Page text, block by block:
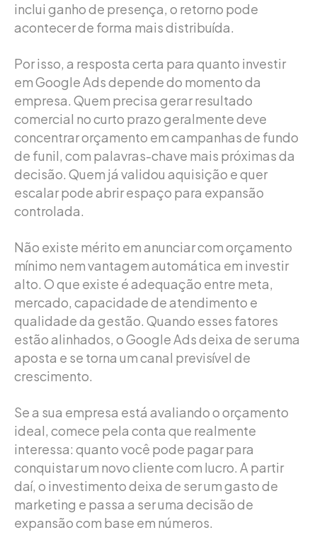
inclui ganho de presença, o retorno pode
acontecer de forma mais distribuída.
Por isso, a resposta certa para quanto investir
em Google Ads depende do momento da
empresa. Quem precisa gerar resultado
comercial no curto prazo geralmente deve
concentrar orçamento em campanhas de fundo
de funil, com palavras-chave mais próximas da
decisão. Quem já validou aquisição e quer
escalar pode abrir espaço para expansão
controlada.
Não existe mérito em anunciar com orçamento
mínimo nem vantagem automática em investir
alto. O que existe é adequação entre meta,
mercado, capacidade de atendimento e
qualidade da gestão. Quando esses fatores
estão alinhados, o Google Ads deixa de ser uma
aposta e se torna um canal previsível de
crescimento.
Se a sua empresa está avaliando o orçamento
ideal, comece pela conta que realmente
interessa: quanto você pode pagar para
conquistar um novo cliente com lucro. A partir
daí, o investimento deixa de ser um gasto de
marketing e passa a ser uma decisão de
expansão com base em números.